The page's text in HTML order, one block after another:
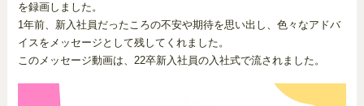
を録画しました。
1年前、新入社員だったころの不安や期待を思い出し、色々なアドバ
イスをメッセージとして残してくれました。
このメッセージ動画は、22卒新入社員の入社式で流されました。